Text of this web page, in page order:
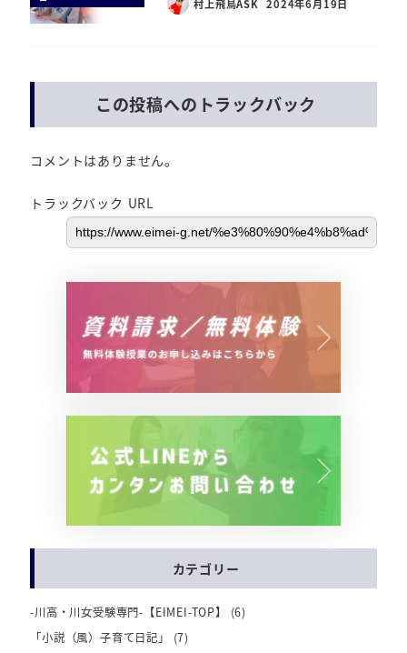
村上飛鳥ASK 2024年6月19日
この投稿へのトラックバック
コメントはありません。
トラックバック URL
カテゴリー
-川高・川女受験専門-【EIMEI-TOP】
(6)
「小説（風）子育て日記」
(7)